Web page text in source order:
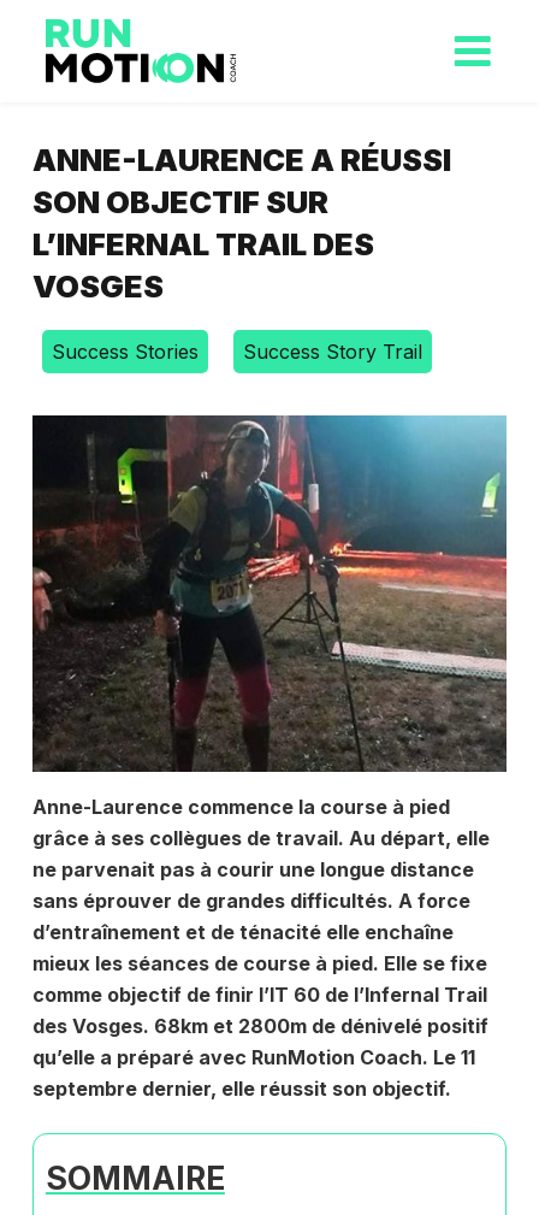
ANNE-LAURENCE A RÉUSSI
SON OBJECTIF SUR
L’INFERNAL TRAIL DES
VOSGES
Success Stories Success Story Trail
Anne-Laurence commence la course à pied
grâce à ses collègues de travail. Au départ, elle
ne parvenait pas à courir une longue distance
sans éprouver de grandes difficultés. A force
d’entraînement et de ténacité elle enchaîne
mieux les séances de course à pied. Elle se fixe
comme objectif de finir l’IT 60 de l’Infernal Trail
des Vosges. 68km et 2800m de dénivelé positif
qu’elle a préparé avec RunMotion Coach. Le 11
septembre dernier, elle réussit son objectif.
SOMMAIRE